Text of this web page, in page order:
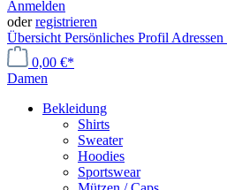
Anmelden
oderregistrieren
Übersicht Persönliches Profil Adressen
0,00 €*
Damen
Bekleidung
Shirts
Sweater
Hoodies
Sportswear